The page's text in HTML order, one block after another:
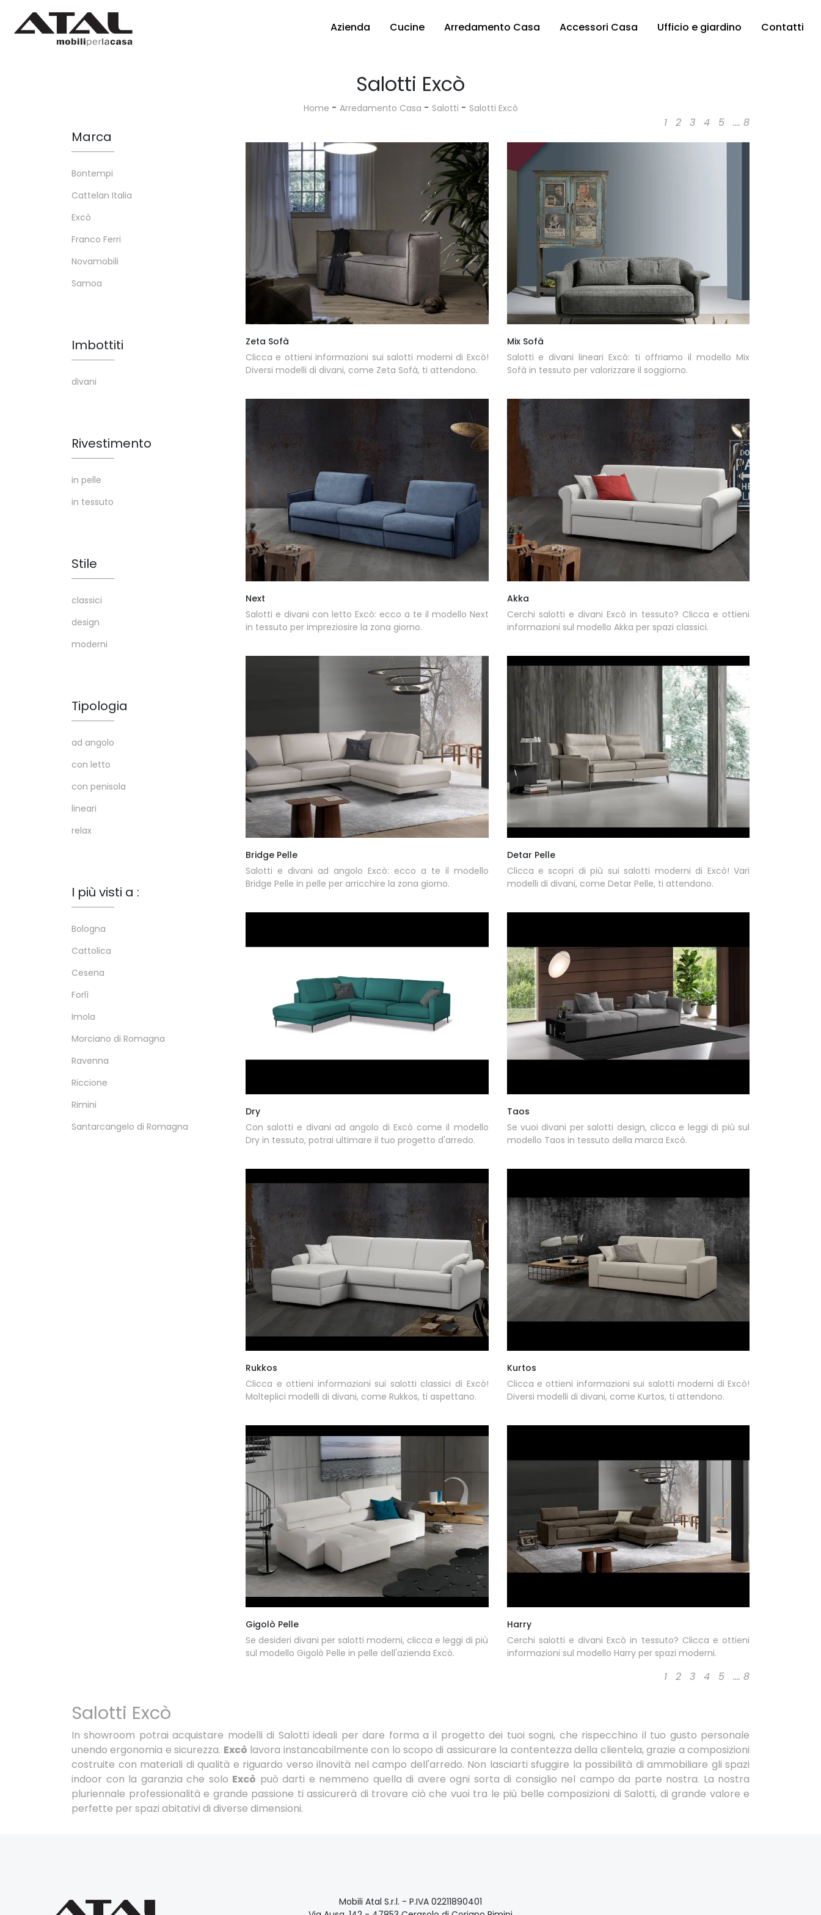
Azienda Cucine Arredamento Casa Accessori Casa Ufficio e giardino Contatti
Salotti Excò
Home - Arredamento Casa - Salotti - Salotti Excò
1 2 3 4 5 .... 8
Zeta Sofà
Clicca e ottieni informazioni sui salotti moderni di Excò!
Diversi modelli di divani, come Zeta Sofà, ti attendono.
Mix Sofà
Salotti e divani lineari Excò: ti offriamo il modello Mix
Sofà in tessuto per valorizzare il soggiorno.
Next
Salotti e divani con letto Excò: ecco a te il modello Next
in tessuto per impreziosire la zona giorno.
Akka
Cerchi salotti e divani Excò in tessuto? Clicca e ottieni
informazioni sul modello Akka per spazi classici.
Bridge Pelle
Salotti e divani ad angolo Excò: ecco a te il modello
Bridge Pelle in pelle per arricchire la zona giorno.
Detar Pelle
Clicca e scopri di più sui salotti moderni di Excò! Vari
modelli di divani, come Detar Pelle, ti attendono.
Dry
Con salotti e divani ad angolo di Excò come il modello
Dry in tessuto, potrai ultimare il tuo progetto d'arredo.
Taos
Se vuoi divani per salotti design, clicca e leggi di più sul
modello Taos in tessuto della marca Excò.
Rukkos
Clicca e ottieni informazioni sui salotti classici di Excò!
Molteplici modelli di divani, come Rukkos, ti aspettano.
Kurtos
Clicca e ottieni informazioni sui salotti moderni di Excò!
Diversi modelli di divani, come Kurtos, ti attendono.
Gigolò Pelle
Se desideri divani per salotti moderni, clicca e leggi di più
sul modello Gigolò Pelle in pelle dell'azienda Excò.
Harry
Cerchi salotti e divani Excò in tessuto? Clicca e ottieni
informazioni sul modello Harry per spazi moderni.
1 2 3 4 5 .... 8
Marca
Bontempi
Cattelan Italia
Excò
Franco Ferri
Novamobili
Samoa
Imbottiti
divani
Rivestimento
in pelle
in tessuto
Stile
classici
design
moderni
Tipologia
ad angolo
con letto
con penisola
lineari
relax
I più visti a :
Bologna
Cattolica
Cesena
Forlì
Imola
Morciano di Romagna
Ravenna
Riccione
Rimini
Santarcangelo di Romagna
Salotti Excò
In showroom potrai acquistare modelli di Salotti ideali per dare forma a il progetto dei tuoi sogni, che rispecchino il tuo gusto personale
unendo ergonomia e sicurezza. Excò lavora instancabilmente con lo scopo di assicurare la contentezza della clientela, grazie a composizioni
costruite con materiali di qualità e riguardo verso ilnovità nel campo dell'arredo. Non lasciarti sfuggire la possibilità di ammobiliare gli spazi
indoor con la garanzia che solo Excò può darti e nemmeno quella di avere ogni sorta di consiglio nel campo da parte nostra. La nostra
pluriennale professionalità e grande passione ti assicurerà di trovare ciò che vuoi tra le più belle composizioni di Salotti, di grande valore e
perfette per spazi abitativi di diverse dimensioni.
Mobili Atal S.r.l. - P.IVA 02211890401